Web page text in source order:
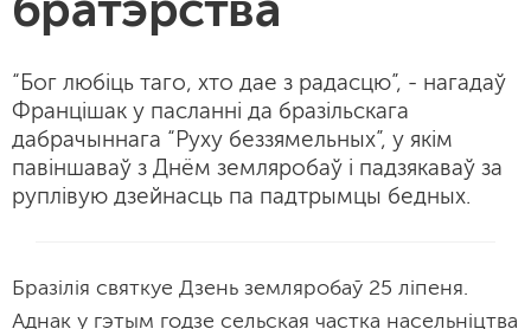
братэрства
“Бог любіць таго, хто дае з радасцю”, - нагадаў
Францішак у пасланні да бразільскага
дабрачыннага “Руху беззямельных”, у якім
павіншаваў з Днём земляробаў і падзякаваў за
руплівую дзейнасць па падтрымцы бедных.
Бразілія святкуе Дзень земляробаў 25 ліпеня.
Аднак у гэтым годзе сельская частка насельніцтва